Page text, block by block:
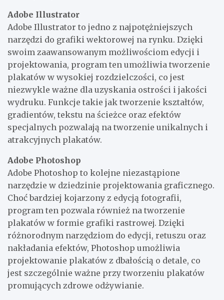
Adobe Illustrator
Adobe Illustrator to jedno z najpotężniejszych
narzędzi do grafiki wektorowej na rynku. Dzięki
swoim zaawansowanym możliwościom edycji i
projektowania, program ten umożliwia tworzenie
plakatów w wysokiej rozdzielczości, co jest
niezwykle ważne dla uzyskania ostrości i jakości
wydruku. Funkcje takie jak tworzenie kształtów,
gradientów, tekstu na ścieżce oraz efektów
specjalnych pozwalają na tworzenie unikalnych i
atrakcyjnych plakatów.
Adobe Photoshop
Adobe Photoshop to kolejne niezastąpione
narzędzie w dziedzinie projektowania graficznego.
Choć bardziej kojarzony z edycją fotografii,
program ten pozwala również na tworzenie
plakatów w formie grafiki rastrowej. Dzięki
różnorodnym narzędziom do edycji, retuszu oraz
nakładania efektów, Photoshop umożliwia
projektowanie plakatów z dbałością o detale, co
jest szczególnie ważne przy tworzeniu plakatów
promujących zdrowe odżywianie.